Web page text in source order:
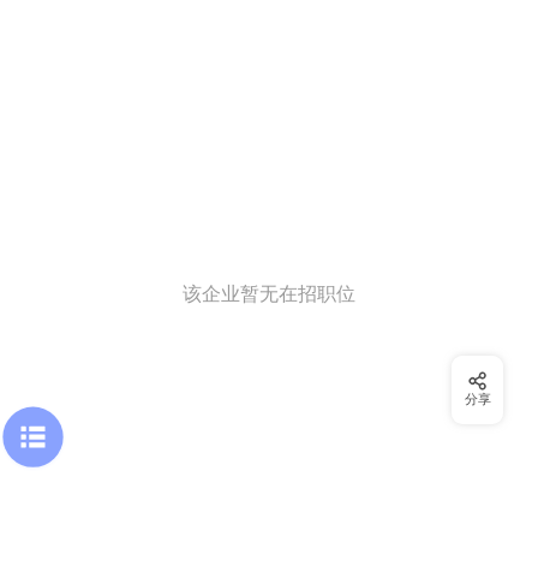
该企业暂无在招职位
分享